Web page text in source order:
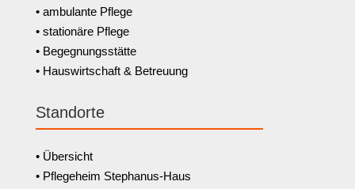
• ambulante Pflege
• stationäre Pflege
• Begegnungsstätte
• Hauswirtschaft & Betreuung
Standorte
• Übersicht
• Pflegeheim Stephanus-Haus